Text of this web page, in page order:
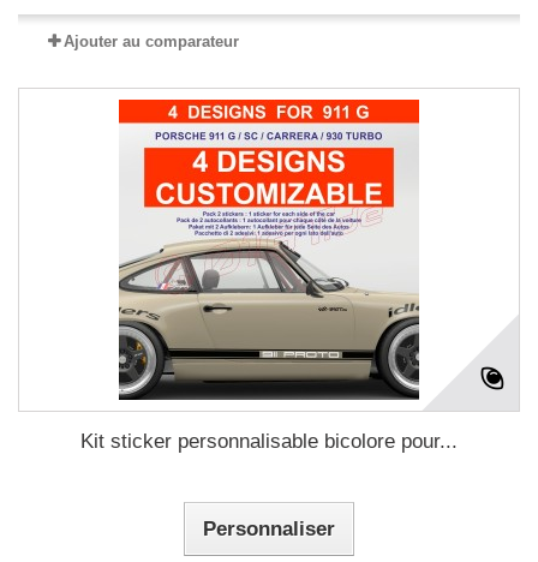
Ajouter au comparateur
Kit sticker personnalisable bicolore pour...
Personnaliser